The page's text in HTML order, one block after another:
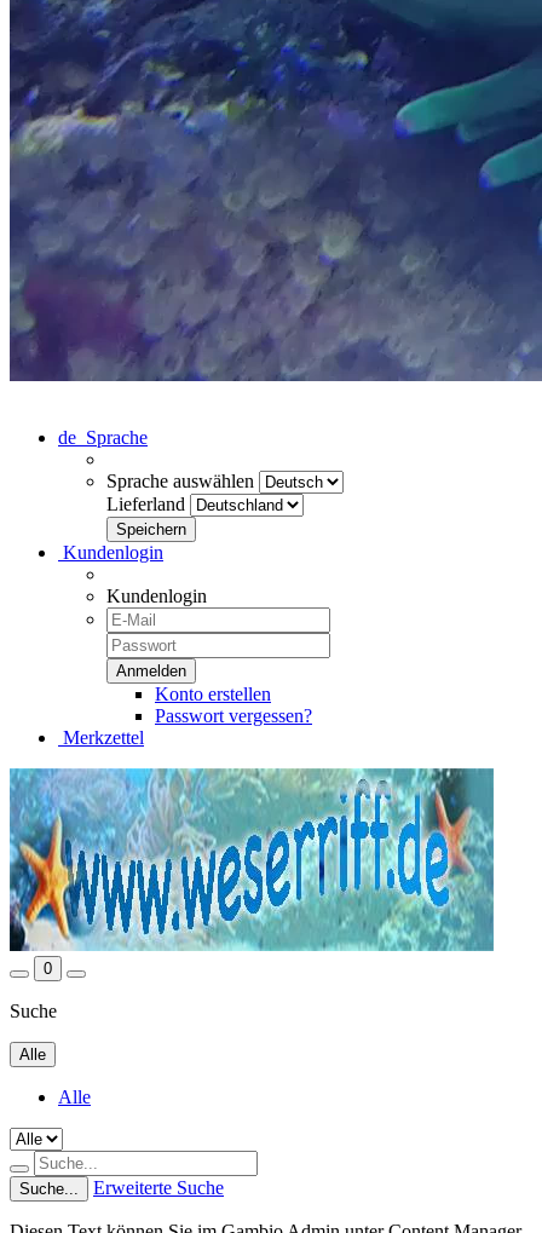
de Sprache
Sprache auswählen
Lieferland
Kundenlogin
Kundenlogin
Konto erstellen
Passwort vergessen?
Merkzettel
0
Suche
Alle
Alle
Suche... Erweiterte Suche